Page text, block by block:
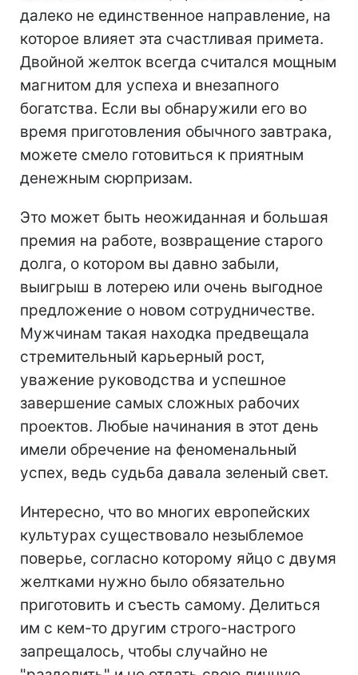
далеко не единственное направление, на
которое влияет эта счастливая примета.
Двойной желток всегда считался мощным
магнитом для успеха и внезапного
богатства. Если вы обнаружили его во
время приготовления обычного завтрака,
можете смело готовиться к приятным
денежным сюрпризам.
Это может быть неожиданная и большая
премия на работе, возвращение старого
долга, о котором вы давно забыли,
выигрыш в лотерею или очень выгодное
предложение о новом сотрудничестве.
Мужчинам такая находка предвещала
стремительный карьерный рост,
уважение руководства и успешное
завершение самых сложных рабочих
проектов. Любые начинания в этот день
имели обречение на феноменальный
успех, ведь судьба давала зеленый свет.
Интересно, что во многих европейских
культурах существовало незыблемое
поверье, согласно которому яйцо с двумя
желтками нужно было обязательно
приготовить и съесть самому. Делиться
им с кем-то другим строго-настрого
запрещалось, чтобы случайно не